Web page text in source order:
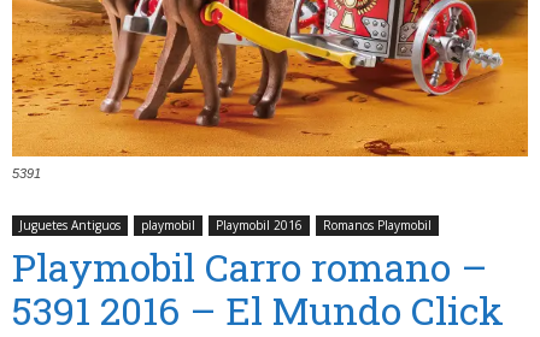
5391
Juguetes Antiguos playmobil Playmobil 2016 Romanos Playmobil
Playmobil Carro romano –
5391 2016 – El Mundo Click